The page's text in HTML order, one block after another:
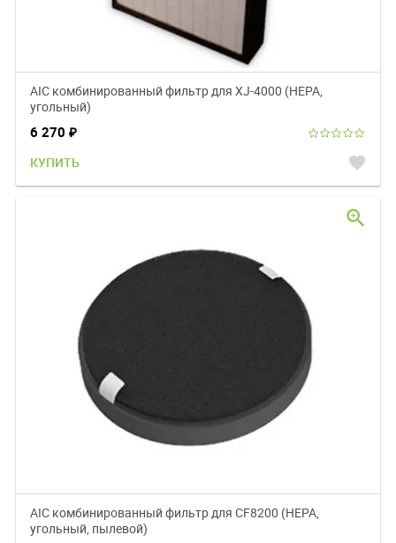
AIC комбинированный фильтр для XJ-4000 (НЕРА,
угольный)
6 270 ₽
КУПИТЬ favorite
AIC комбинированный фильтр для CF8200 (НЕРА,
угольный, пылевой)
zoom_in